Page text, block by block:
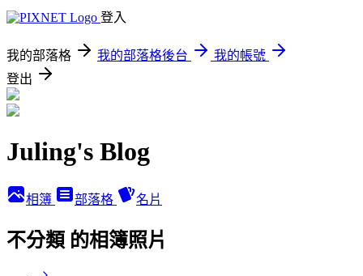
登入
我的部落格 我的部落格後台
我的帳號
登出
Juling's Blog
相簿 部落格 名片
不分類 的相簿照片